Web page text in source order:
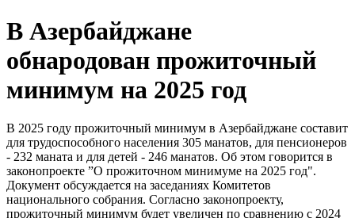
В Азербайджане
обнародован прожиточный
минимум на 2025 год
В 2025 году прожиточный минимум в Азербайджане составит
для трудоспособного населения 305 манатов, для пенсионеров
- 232 маната и для детей - 246 манатов. Об этом говорится в
законопроекте ”О прожиточном минимуме на 2025 год".
Документ обсуждается на заседаниях Комитетов
национального собрания. Согласно законопроекту,
прожиточный минимум будет увеличен по сравнению с 2024